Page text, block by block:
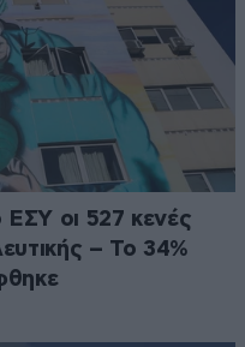
οι 527 κενές
– Το 34%